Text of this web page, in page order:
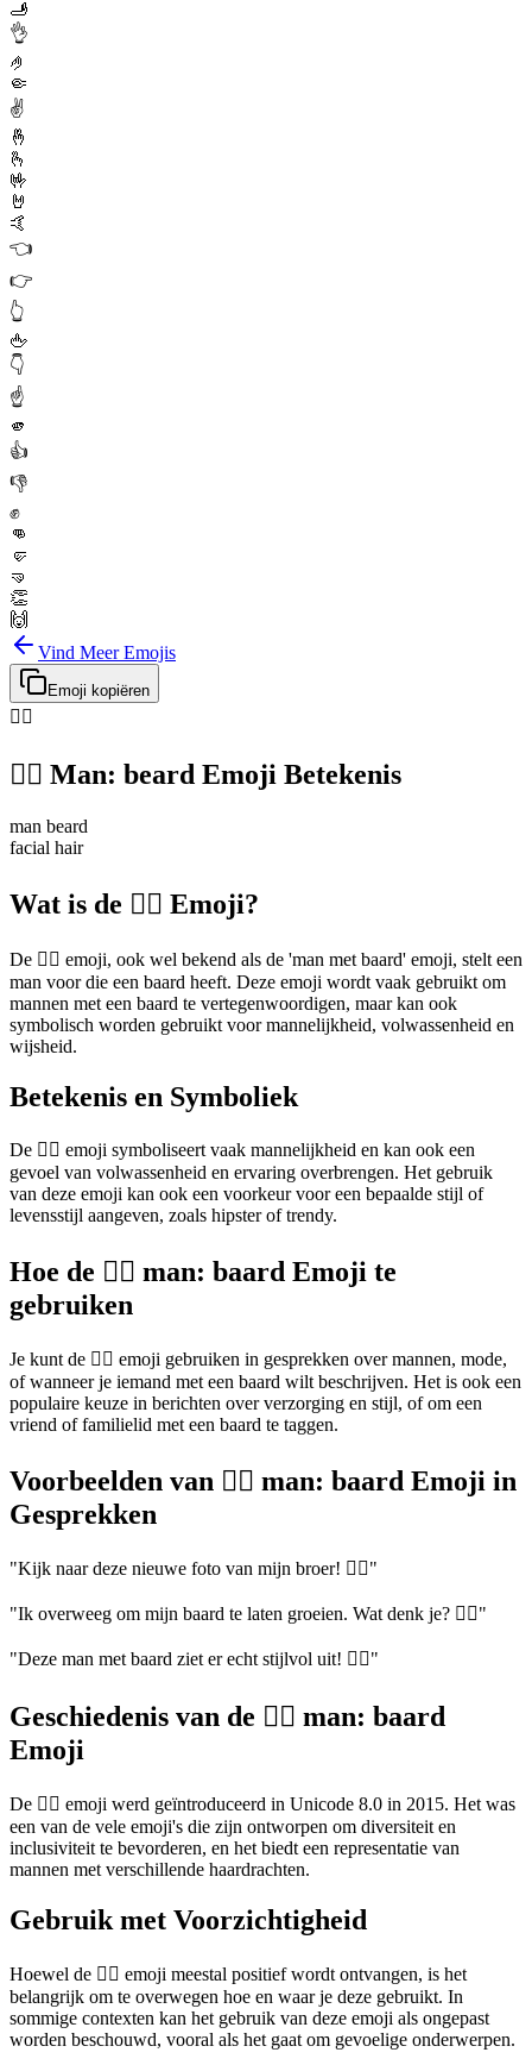
🫸
👌
🤌
🤏
✌️
🤞
🫰
🤟
🤘
🤙
👈
👉
👆
🖕
👇
☝️
🫵
👍
👎
✊
👊
🤛
🤜
👏
🙌
Vind Meer Emojis
Emoji kopiëren
🧔‍♂️
🧔‍♂️ Man: beard Emoji Betekenis
man beard
facial hair
Wat is de 🧔‍♂️ Emoji?
De 🧔‍♂️ emoji, ook wel bekend als de 'man met baard' emoji, stelt een
man voor die een baard heeft. Deze emoji wordt vaak gebruikt om
mannen met een baard te vertegenwoordigen, maar kan ook
symbolisch worden gebruikt voor mannelijkheid, volwassenheid en
wijsheid.
Betekenis en Symboliek
De 🧔‍♂️ emoji symboliseert vaak mannelijkheid en kan ook een
gevoel van volwassenheid en ervaring overbrengen. Het gebruik
van deze emoji kan ook een voorkeur voor een bepaalde stijl of
levensstijl aangeven, zoals hipster of trendy.
Hoe de 🧔‍♂️ man: baard Emoji te
gebruiken
Je kunt de 🧔‍♂️ emoji gebruiken in gesprekken over mannen, mode,
of wanneer je iemand met een baard wilt beschrijven. Het is ook een
populaire keuze in berichten over verzorging en stijl, of om een
vriend of familielid met een baard te taggen.
Voorbeelden van 🧔‍♂️ man: baard Emoji in
Gesprekken
"Kijk naar deze nieuwe foto van mijn broer! 🧔‍♂️"
"Ik overweeg om mijn baard te laten groeien. Wat denk je? 🧔‍♂️"
"Deze man met baard ziet er echt stijlvol uit! 🧔‍♂️"
Geschiedenis van de 🧔‍♂️ man: baard
Emoji
De 🧔‍♂️ emoji werd geïntroduceerd in Unicode 8.0 in 2015. Het was
een van de vele emoji's die zijn ontworpen om diversiteit en
inclusiviteit te bevorderen, en het biedt een representatie van
mannen met verschillende haardrachten.
Gebruik met Voorzichtigheid
Hoewel de 🧔‍♂️ emoji meestal positief wordt ontvangen, is het
belangrijk om te overwegen hoe en waar je deze gebruikt. In
sommige contexten kan het gebruik van deze emoji als ongepast
worden beschouwd, vooral als het gaat om gevoelige onderwerpen.